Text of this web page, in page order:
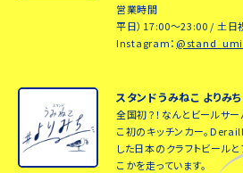
営業時間
平日）17:00～23:00 / 土日
Instagram：
スタンドうみねこ よりみち
全国初？！なんとビールサ
こ初のキッチンカー。
した日本のクラフトビール
こかを走っています。